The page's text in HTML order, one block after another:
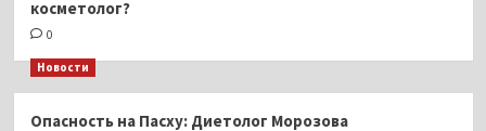
косметолог?
0
Новости
Опасность на Пасху: Диетолог Морозова